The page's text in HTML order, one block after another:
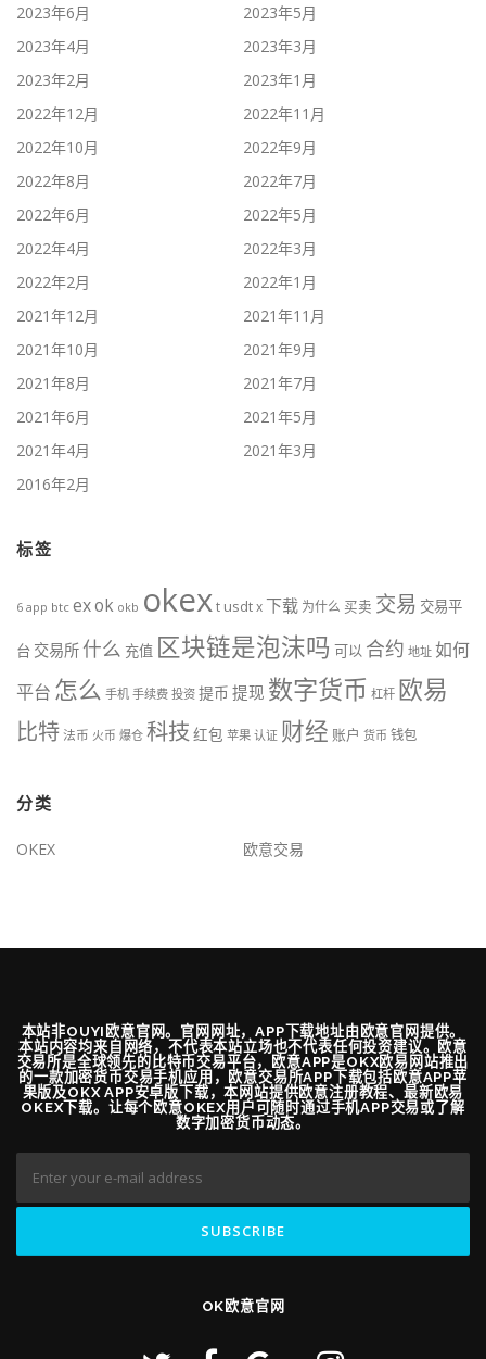
2023年6月
2023年5月
2023年4月
2023年3月
2023年2月
2023年1月
2022年12月
2022年11月
2022年10月
2022年9月
2022年8月
2022年7月
2022年6月
2022年5月
2022年4月
2022年3月
2022年2月
2022年1月
2021年12月
2021年11月
2021年10月
2021年9月
2021年8月
2021年7月
2021年6月
2021年5月
2021年4月
2021年3月
2016年2月
标签
6 app btc exok okb okext usdtx下载 为什么 买卖 交易 交易平
台 交易所 什么 充值 区块链是泡沫吗 可以 合约 地址 如何
平台 怎么 手机 手续费 投资 提币 提现 数字货币 杠杆 欧易
比特法币 火币 爆仓 科技 红包 苹果 认证 财经 账户 货币 钱包
分类
OKEX 欧意交易
本站非OUYI欧意官网。官网网址，APP下载地址由欧意官网提供。
本站内容均来自网络，不代表本站立场也不代表任何投资建议。欧意
交易所是全球领先的比特币交易平台，欧意APP是OKX欧易网站推出
的一款加密货币交易手机应用，欧意交易所APP下载包括欧意APP苹
果版及OKX APP安卓版下载，本网站提供欧意注册教程、最新欧易
OKEX下载。让每个欧意OKEX用户可随时通过手机APP交易或了解
数字加密货币动态。
OK欧意官网